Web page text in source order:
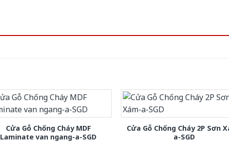
Cửa Gỗ Chống Cháy MDF
Laminate van ngang-a-SGD
Cửa Gỗ Chống Cháy 2P Sơn
a-SGD